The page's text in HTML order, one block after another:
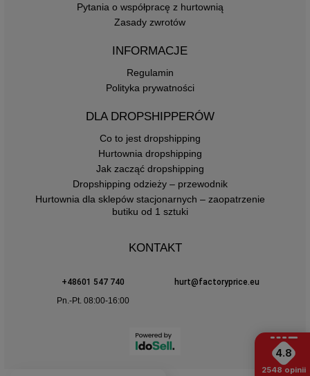
Pytania o współpracę z hurtownią
Zasady zwrotów
INFORMACJE
Regulamin
Polityka prywatności
DLA DROPSHIPPERÓW
Co to jest dropshipping
Hurtownia dropshipping
Jak zacząć dropshipping
Dropshipping odzieży – przewodnik
Hurtownia dla sklepów stacjonarnych – zaopatrzenie
butiku od 1 sztuki
KONTAKT
+48601 547 740
hurt@factoryprice.eu
Pn.-Pt. 08:00-16:00
4.8
2548 opinii